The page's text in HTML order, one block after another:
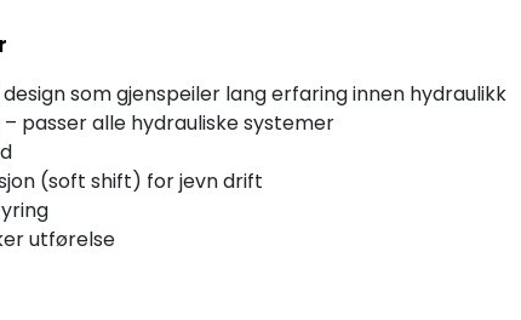
som gjenspeiler lang erfaring innen hydraulikk
passer alle hydrauliske systemer
(soft shift) for jevn drift
utførelse